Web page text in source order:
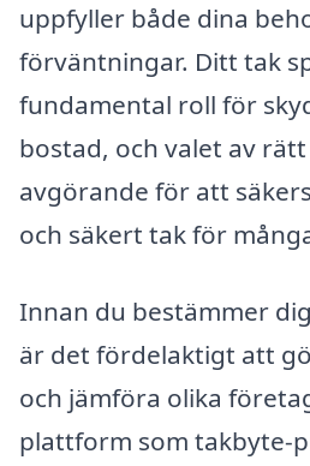
uppfyller både dina
förväntningar. Ditt tak
fundamental roll för
bostad, och valet av
avgörande för att
och säkert tak för
Innan du bestämmer
är det fördelaktigt att
och jämföra olika
plattform som takbyte-